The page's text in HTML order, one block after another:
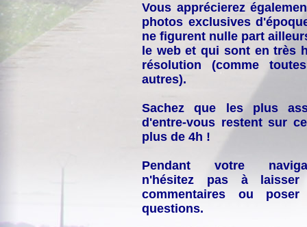
Vous apprécierez
photos exclusives
ne figurent nulle part
le web et qui sont en très
résolution (comme
autres).
Sachez que les plus
d'entre-vous restent sur
plus de 4h !
Pendant votre
n'hésitez pas à laisser
commentaires ou
questions.